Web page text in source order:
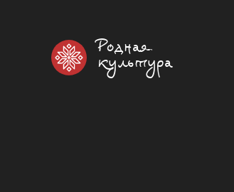
Родная
культура